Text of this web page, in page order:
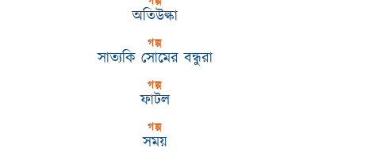
অতিউল্কা
গল্প
সাত্যকি সোমের বন্ধুরা
গল্প
ফাটল
গল্প
সময়